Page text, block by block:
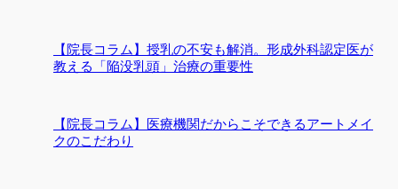
【院長コラム】授乳の不安も解消。形成外科認定医が
教える「陥没乳頭」治療の重要性
【院長コラム】医療機関だからこそできるアートメイ
クのこだわり